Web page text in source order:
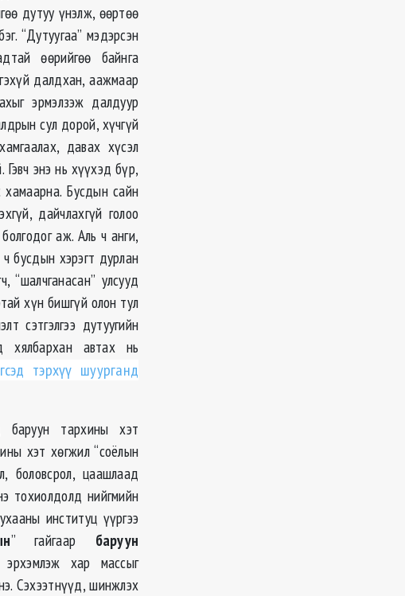
дутуу үнэлж, өөртөө
“Дутуугаа” мэдэрсэн
өөрийгөө байнга
далдхан, аажмаар
эрмэлзэж далдуур
сул дорой, хүчгүй
давах хүсэл
энэ нь хүүхэд бүр,
хамаарна. Бусдын сайн
дайчлахгүй голоо
аж. Аль ч анги,
бусдын хэрэгт дурлан
“шалчганасан” улсууд
хүн бишгүй олон тул
сэтгэлгээ дутуугийн
хялбархан автах нь
тэрхүү шуурганд
баруун тархины хэт
хэт хөгжил “соёлын
боловсрол, цаашлаад
тохиолдолд нийгмийн
институц үүргээ
” гайгаар баруун
хар массыг
Сэхээтнүүд, шинжлэх